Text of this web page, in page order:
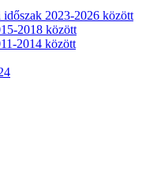
2023-2026 között
2018 között
2014 között